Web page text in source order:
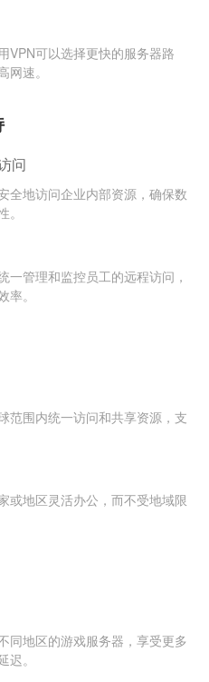
VPN可以选择更快的服务器路
网速。
问
全地访问企业内部资源，确保数
一管理和监控员工的远程访问，
。
范围内统一访问和共享资源，支
或地区灵活办公，而不受地域限
同地区的游戏服务器，享受更多
。